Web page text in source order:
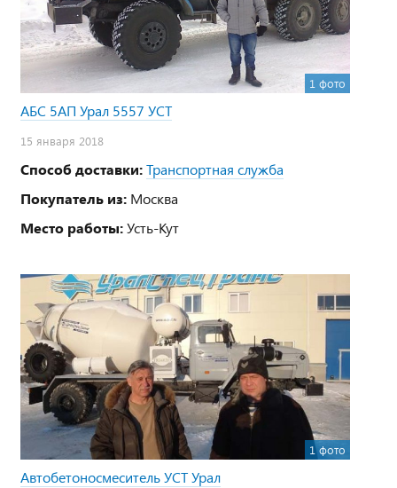
1 фото
АБС 5АП Урал 5557 УСТ
15 января 2018
Способ доставки:Транспортная служба
Покупатель из: Москва
Место работы:Усть-Кут
1 фото
Автобетоносмеситель УСТ Урал